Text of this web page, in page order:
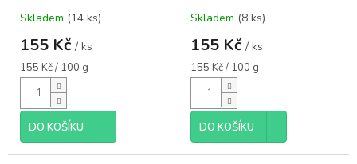
t
ů
Skladem (14 ks)
155 Kč / ks
Měrná
cena:
155 Kč / 100 g
DO KOŠÍKU
Skladem (8 ks)
155 Kč / ks
Měrná
cena:
155 Kč / 100 g
DO KOŠÍKU